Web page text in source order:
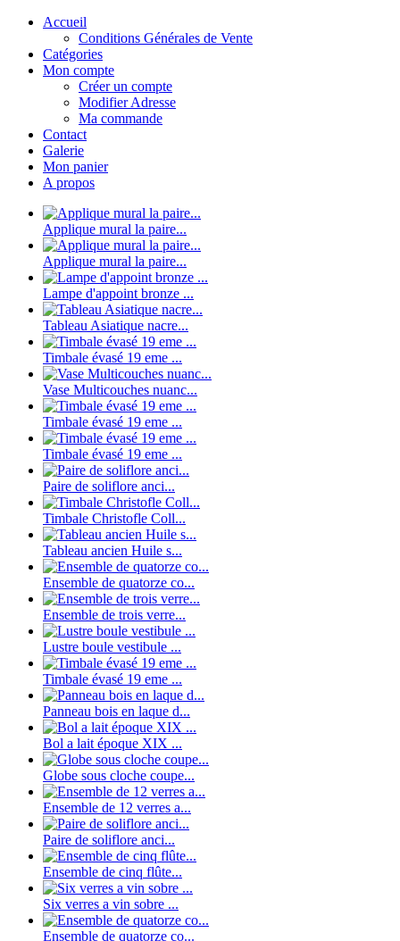
Accueil
Conditions Générales de Vente
Catégories
Mon compte
Créer un compte
Modifier Adresse
Ma commande
Contact
Galerie
Mon panier
A propos
Applique mural la paire...
Applique mural la paire...
Lampe d'appoint bronze ...
Tableau Asiatique nacre...
Timbale évasé 19 eme ...
Vase Multicouches nuanc...
Timbale évasé 19 eme ...
Timbale évasé 19 eme ...
Paire de soliflore anci...
Timbale Christofle Coll...
Tableau ancien Huile s...
Ensemble de quatorze co...
Ensemble de trois verre...
Lustre boule vestibule ...
Timbale évasé 19 eme ...
Panneau bois en laque d...
Bol a lait époque XIX ...
Globe sous cloche coupe...
Ensemble de 12 verres a...
Paire de soliflore anci...
Ensemble de cinq flûte...
Six verres a vin sobre ...
Ensemble de quatorze co...